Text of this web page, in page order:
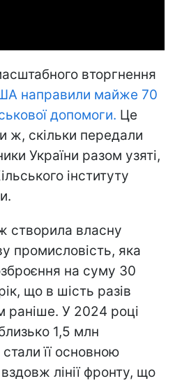
вторгнення
направили майже 70
допомоги. Це
ж, скільки передали
України разом узяті,
інституту
створила власну
промисловість, яка
на суму 30
що в шість разів
раніше. У 2024 році
1,5 млн
стали її основною
лінії фронту, що